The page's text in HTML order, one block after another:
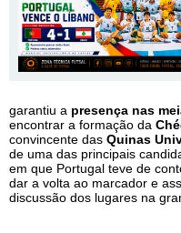
garantiu a presença nas
encontrar a formação da
convincente das Quinas
de uma das principais
em que Portugal teve de
dar a volta ao marcador e
discussão dos lugares na